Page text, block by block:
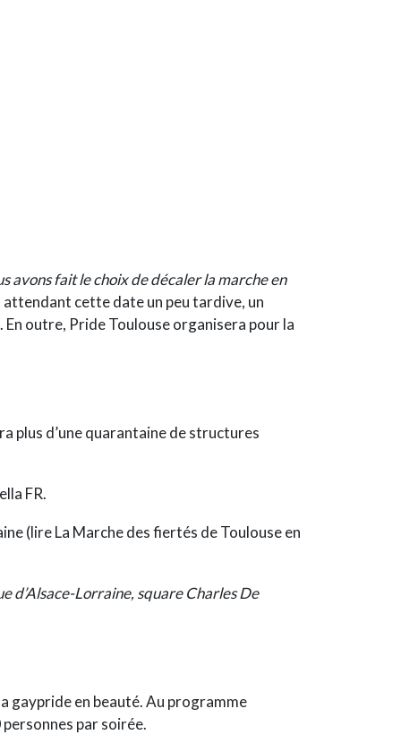
avons fait le choix de décaler la marche en
cette date un peu tardive, un
outre, Pride Toulouse organisera pour la
plus d’une quarantaine de structures
FR.
(lireLa Marche des fiertés de Toulouse en
d’Alsace-Lorraine, square Charles De
gaypride en beauté. Au programme
par soirée.